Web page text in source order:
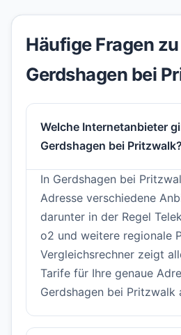
Häufige Fragen
Gerdshagen bei
Welche Internetanbieter
Gerdshagen bei Pritzwalk?
In Gerdshagen bei
Adresse verschiedene
darunter in der Regel
o2 und weitere regionale
Vergleichsrechner zeigt
Tarife für Ihre genaue
Gerdshagen bei Pritzwalk